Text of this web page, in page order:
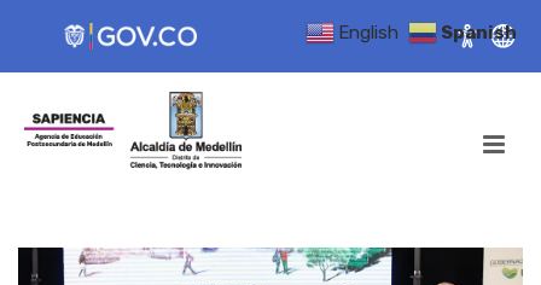
English Spanish